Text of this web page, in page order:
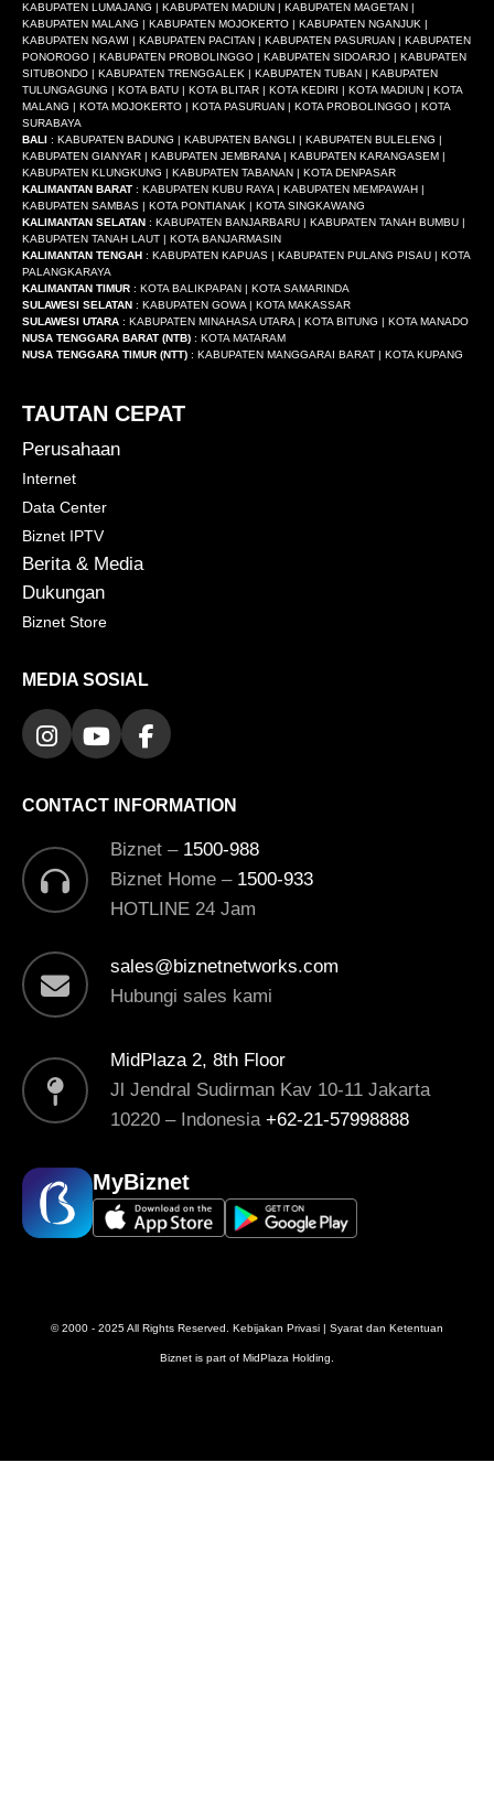
KABUPATEN LUMAJANG | KABUPATEN MADIUN | KABUPATEN MAGETAN |
KABUPATEN MALANG | KABUPATEN MOJOKERTO | KABUPATEN NGANJUK |
KABUPATEN NGAWI | KABUPATEN PACITAN | KABUPATEN PASURUAN | KABUPATEN
PONOROGO | KABUPATEN PROBOLINGGO | KABUPATEN SIDOARJO | KABUPATEN
SITUBONDO | KABUPATEN TRENGGALEK | KABUPATEN TUBAN | KABUPATEN
TULUNGAGUNG | KOTA BATU | KOTA BLITAR | KOTA KEDIRI | KOTA MADIUN | KOTA
MALANG | KOTA MOJOKERTO | KOTA PASURUAN | KOTA PROBOLINGGO | KOTA
SURABAYA
BALI : KABUPATEN BADUNG | KABUPATEN BANGLI | KABUPATEN BULELENG |
KABUPATEN GIANYAR | KABUPATEN JEMBRANA | KABUPATEN KARANGASEM |
KABUPATEN KLUNGKUNG | KABUPATEN TABANAN | KOTA DENPASAR
KALIMANTAN BARAT : KABUPATEN KUBU RAYA | KABUPATEN MEMPAWAH |
KABUPATEN SAMBAS | KOTA PONTIANAK | KOTA SINGKAWANG
KALIMANTAN SELATAN : KABUPATEN BANJARBARU | KABUPATEN TANAH BUMBU |
KABUPATEN TANAH LAUT | KOTA BANJARMASIN
KALIMANTAN TENGAH : KABUPATEN KAPUAS | KABUPATEN PULANG PISAU | KOTA
PALANGKARAYA
KALIMANTAN TIMUR : KOTA BALIKPAPAN | KOTA SAMARINDA
SULAWESI SELATAN : KABUPATEN GOWA | KOTA MAKASSAR
SULAWESI UTARA : KABUPATEN MINAHASA UTARA | KOTA BITUNG | KOTA MANADO
NUSA TENGGARA BARAT (NTB) : KOTA MATARAM
NUSA TENGGARA TIMUR (NTT) : KABUPATEN MANGGARAI BARAT | KOTA KUPANG
TAUTAN CEPAT
Perusahaan
Internet
Data Center
Biznet IPTV
Berita & Media
Dukungan
Biznet Store
MEDIA SOSIAL
CONTACT INFORMATION
Biznet – 1500-988
Biznet Home – 1500-933
HOTLINE 24 Jam
sales@biznetnetworks.com
Hubungi sales kami
MidPlaza 2, 8th Floor
Jl Jendral Sudirman Kav 10-11 Jakarta
10220 – Indonesia+62-21-57998888
MyBiznet
© 2000 - 2025 All Rights Reserved. Kebijakan Privasi | Syarat dan Ketentuan
Biznet is part of MidPlaza Holding